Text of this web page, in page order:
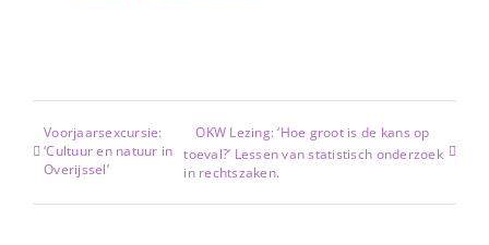
Voorjaarsexcursie:
‘Cultuur en natuur in
Overijssel’
OKW Lezing: ‘Hoe groot is de kans op
toeval?’ Lessen van statistisch onderzoek
in rechtszaken.